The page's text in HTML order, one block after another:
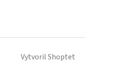
Vytvoril Shoptet